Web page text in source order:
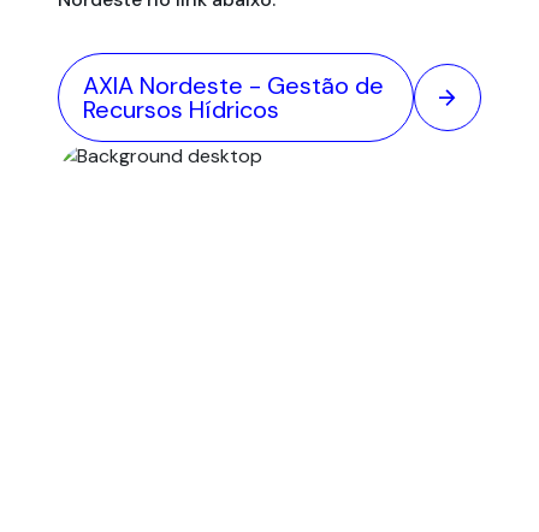
AXIA Nordeste - Gestão de
Recursos Hídricos arrow_forward